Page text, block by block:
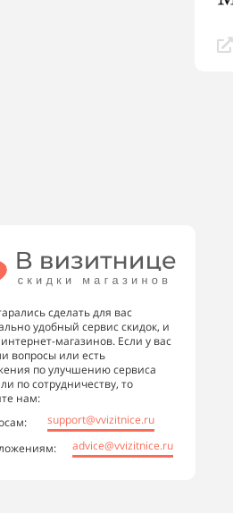
сделать для вас
удобный сервис скидок, и
интернет-магазинов. Если у вас
вопросы или есть
по улучшению сервиса
по сотрудничеству, то
нам:
support@vvizitnice.ru
advice@vvizitnice.ru